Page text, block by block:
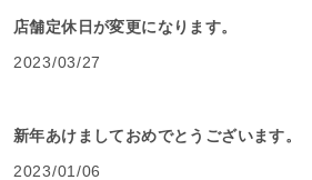
店舗定休日が変更になります。
2023/03/27
新年あけましておめでとうございます。
2023/01/06